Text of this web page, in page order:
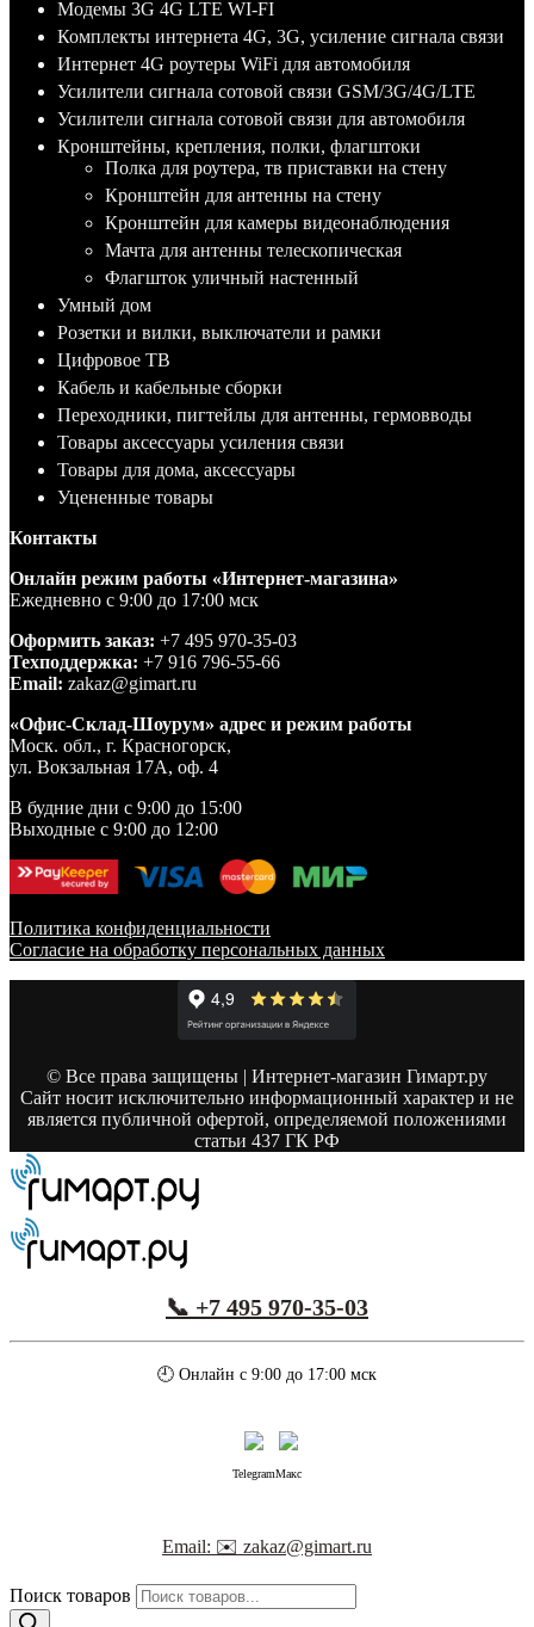
Модемы 3G 4G LTE WI-FI
Комплекты интернета 4G, 3G, усиление сигнала связи
Интернет 4G роутеры WiFi для автомобиля
Усилители сигнала сотовой связи GSM/3G/4G/LTE
Усилители сигнала сотовой связи для автомобиля
Кронштейны, крепления, полки, флагштоки
Полка для роутера, тв приставки на стену
Кронштейн для антенны на стену
Кронштейн для камеры видеонаблюдения
Мачта для антенны телескопическая
Флагшток уличный настенный
Умный дом
Розетки и вилки, выключатели и рамки
Цифровое ТВ
Кабель и кабельные сборки
Переходники, пигтейлы для антенны, гермовводы
Товары аксессуары усиления связи
Товары для дома, аксессуары
Уцененные товары
Контакты
Онлайн режим работы «Интернет-магазина»
Ежедневно с 9:00 до 17:00 мск
Оформить заказ: +7 495 970-35-03
Техподдержка: +7 916 796-55-66
Email: zakaz@gimart.ru
«Офис-Склад-Шоурум» адрес и режим работы
Моск. обл., г. Красногорск,
ул. Вокзальная 17А, оф. 4
В будние дни с 9:00 до 15:00
Выходные с 9:00 до 12:00
Политика конфиденциальности
Согласие на обработку персональных данных
© Все права защищены | Интернет-магазин Гимарт.ру
Сайт носит исключительно информационный характер и не
является публичной офертой, определяемой положениями
статьи 437 ГК РФ
📞 +7 495 970-35-03
🕘 Онлайн с 9:00 до 17:00 мск
TelegramМакс
Email: ✉️ zakaz@gimart.ru
Поиск товаров